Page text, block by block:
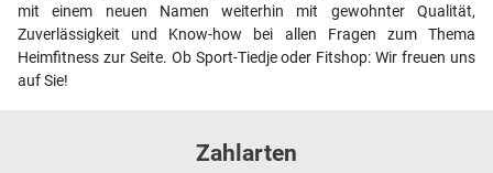
mit einem neuen Namen weiterhin mit gewohnter Qualität,
Zuverlässigkeit und Know-how bei allen Fragen zum Thema
Heimfitness zur Seite. Ob Sport-Tiedje oder Fitshop: Wir freuen uns
auf Sie!
Zahlarten